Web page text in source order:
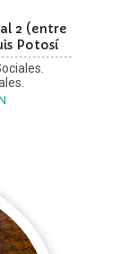
2 (entre
Potosí